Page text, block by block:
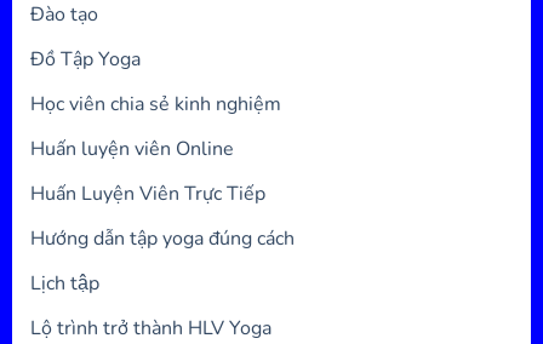
Đào tạo
Đồ Tập Yoga
Học viên chia sẻ kinh nghiệm
Huấn luyện viên Online
Huấn Luyện Viên Trực Tiếp
Hướng dẫn tập yoga đúng cách
Lịch tập
Lộ trình trở thành HLV Yoga